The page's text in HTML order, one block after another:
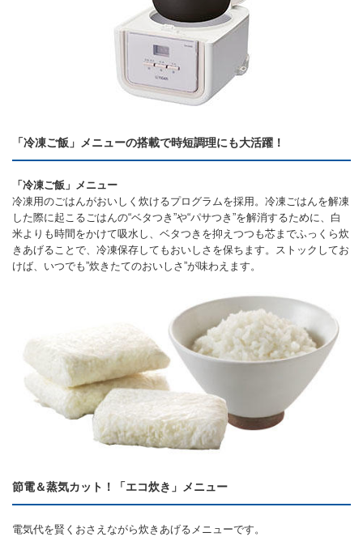
「冷凍ご飯」メニューの搭載で時短調理にも大活躍！
「冷凍ご飯」メニュー
冷凍用のごはんがおいしく炊けるプログラムを採用。冷凍ごはんを解凍
した際に起こるごはんの“ベタつき”や“パサつき”を解消するために、白
米よりも時間をかけて吸水し、ベタつきを抑えつつも芯までふっくら炊
きあげることで、冷凍保存してもおいしさを保ちます。ストックしてお
けば、いつでも”炊きたてのおいしさ”が味わえます。
節電＆蒸気カット！「エコ炊き」メニュー
電気代を賢くおさえながら炊きあげるメニューです。